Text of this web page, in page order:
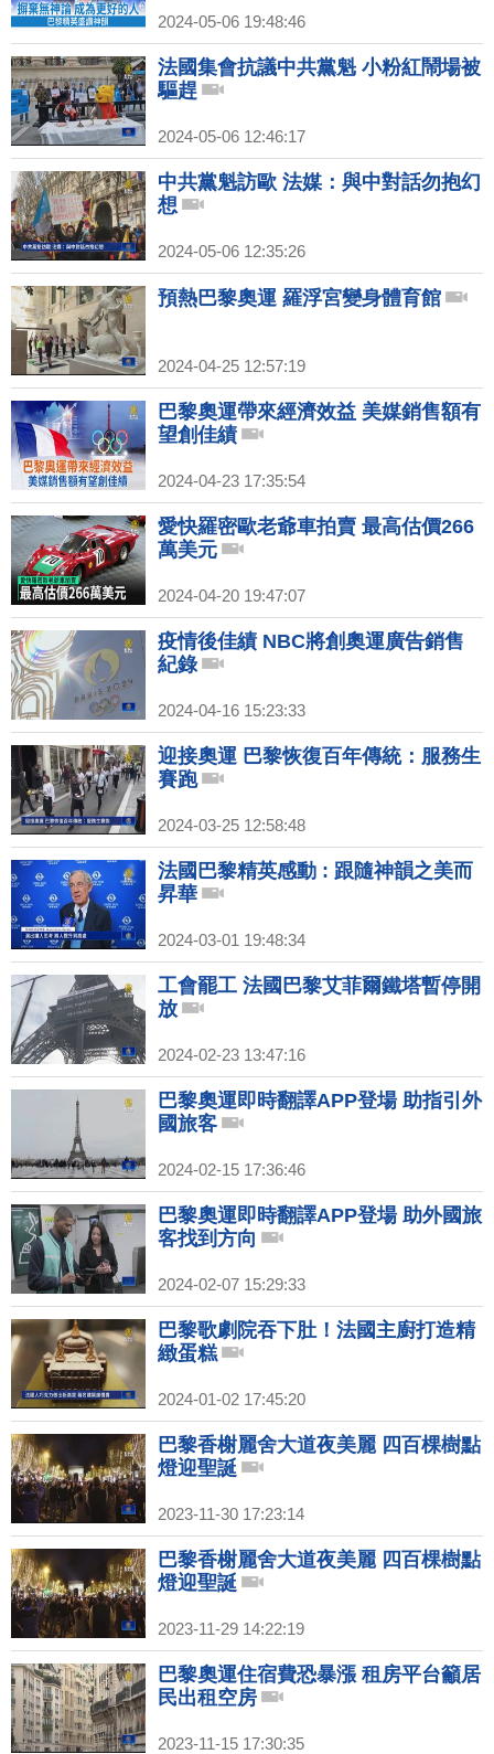
2024-05-06 19:48:46
法國集會抗議中共黨魁 小粉紅鬧場被
驅趕
2024-05-06 12:46:17
中共黨魁訪歐 法媒：與中對話勿抱幻
想
2024-05-06 12:35:26
預熱巴黎奧運 羅浮宮變身體育館
2024-04-25 12:57:19
巴黎奧運帶來經濟效益 美媒銷售額有
望創佳績
2024-04-23 17:35:54
愛快羅密歐老爺車拍賣 最高估價266
萬美元
2024-04-20 19:47:07
疫情後佳績 NBC將創奧運廣告銷售
紀錄
2024-04-16 15:23:33
迎接奧運 巴黎恢復百年傳統：服務生
賽跑
2024-03-25 12:58:48
法國巴黎精英感動 : 跟隨神韻之美而
昇華
2024-03-01 19:48:34
工會罷工 法國巴黎艾菲爾鐵塔暫停開
放
2024-02-23 13:47:16
巴黎奧運即時翻譯APP登場 助指引外
國旅客
2024-02-15 17:36:46
巴黎奧運即時翻譯APP登場 助外國旅
客找到方向
2024-02-07 15:29:33
巴黎歌劇院吞下肚！法國主廚打造精
緻蛋糕
2024-01-02 17:45:20
巴黎香榭麗舍大道夜美麗 四百棵樹點
燈迎聖誕
2023-11-30 17:23:14
巴黎香榭麗舍大道夜美麗 四百棵樹點
燈迎聖誕
2023-11-29 14:22:19
巴黎奧運住宿費恐暴漲 租房平台籲居
民出租空房
2023-11-15 17:30:35